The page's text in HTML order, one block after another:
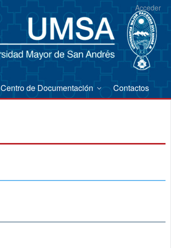
Acceder
Centro de Documentación Contactos